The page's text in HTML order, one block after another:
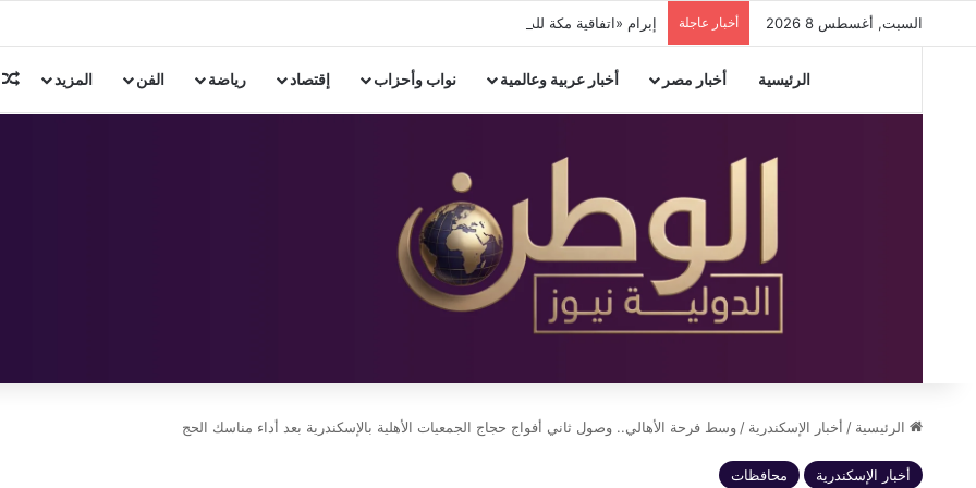
السبت, أغسطس 8 2026 أخبار عاجلة إبرام «اتفاقية مكة للدفاع المشترك» بين 3 دول إسلامية
الرئيسية أخبار مصر أخبار عربية وعالمية نواب وأحزاب إقتصاد رياضة الفن المزيد
الرئيسية / أخبار الإسكندرية / وسط فرحة الأهالي.. وصول ثاني أفواج حجاج الجمعيات الأهلية بالإسكندرية بعد أداء مناسك الحج
أخبار الإسكندرية محافظات